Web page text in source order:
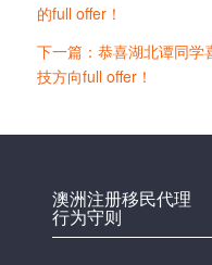
的full offer！
下一篇：恭喜湖北谭同学
技方向full offer！
澳洲注册移民代理
行为守则